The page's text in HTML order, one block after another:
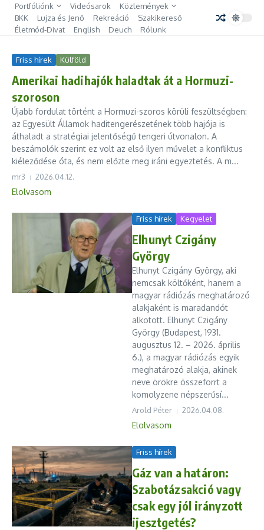
Ugrás a tartalomhoz
Portfóliónk Videósarok
Közlemények
BKK
Lujza és Jenő Rekreáció
Szakikereső
Életmód-Divat
English Deuch Rólunk
Friss hírek Külföld
Amerikai hadihajók haladtak át a Hormuzi-
szoroson
Újabb fordulat történt a Hormuzi-szoros körüli feszültségben:
az Egyesült Államok haditengerészetének több hajója is
áthaladt a stratégiai jelentőségű tengeri útvonalon. A
beszámolók szerint ez volt az első ilyen művelet a konfliktus
kiéleződése óta, és nem előzte meg iráni egyeztetés. A m...
mr3 2026.04.12.
Elolvasom
Friss hírek Kegyelet
Elhunyt Czigány
György
Elhunyt Czigány György, aki
nemcsak költőként, hanem a
magyar rádiózás meghatározó
alakjaként is maradandót
alkotott. Elhunyt Czigány
György (Budapest, 1931.
augusztus 12. – 2026. április
6.), a magyar rádiózás egyik
meghatározó alakja, akinek
neve örökre összeforrt a
komolyzene népszerűsí...
Arold Péter 2026.04.08.
Elolvasom
Friss hírek
Gáz van a határon:
Szabotázsakció vagy
csak egy jól irányzott
ijesztgetés?